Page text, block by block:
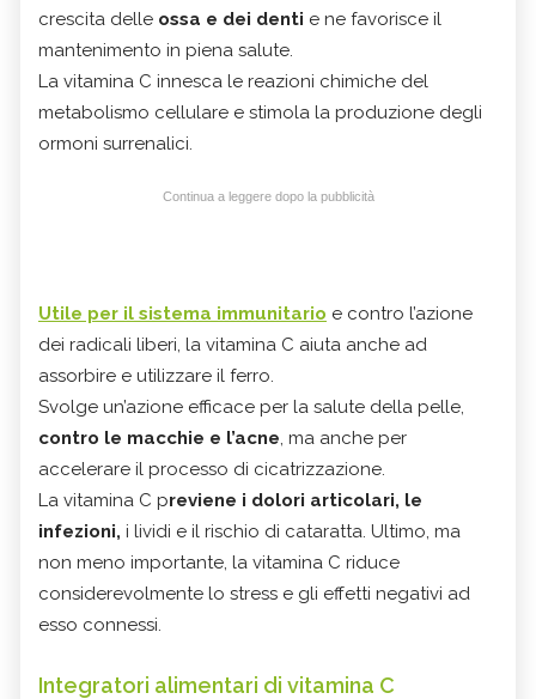
crescita delle ossa e dei denti e ne favorisce il
mantenimento in piena salute.
La vitamina C innesca le reazioni chimiche del
metabolismo cellulare e stimola la produzione degli
ormoni surrenalici.
Continua a leggere dopo la pubblicità
Utile per il sistema immunitario e contro l’azione
dei radicali liberi, la vitamina C aiuta anche ad
assorbire e utilizzare il ferro.
Svolge un’azione efficace per la salute della pelle,
contro le macchie e l’acne, ma anche per
accelerare il processo di cicatrizzazione.
La vitamina C previene i dolori articolari, le
infezioni, i lividi e il rischio di cataratta. Ultimo, ma
non meno importante, la vitamina C riduce
considerevolmente lo stress e gli effetti negativi ad
esso connessi.
Integratori alimentari di vitamina C